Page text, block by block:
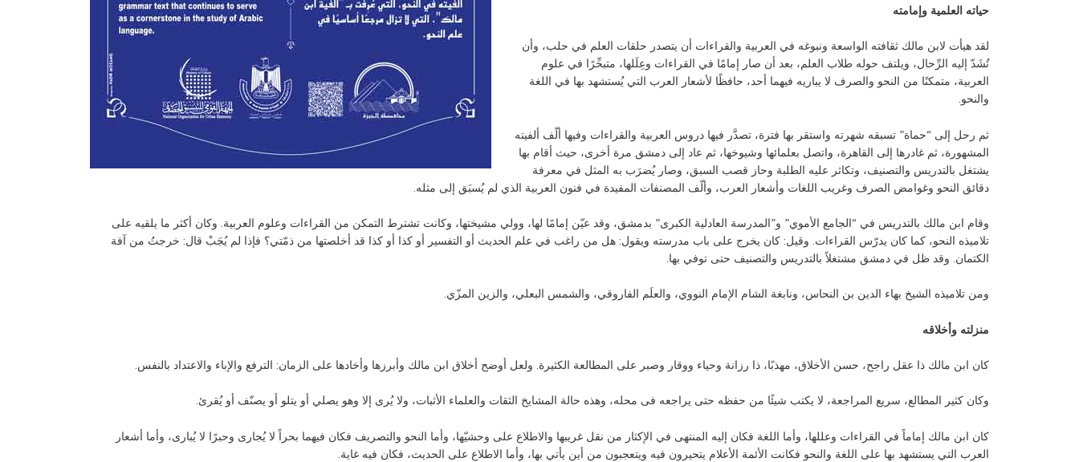
حياته العلمية وإمامته
لقد هيأت لابن مالك ثقافته الواسعة ونبوغه في العربية والقراءات أن يتصدر حلقات العلم في حلب، وأن
تُشَدّ إليه الرِّحال، ويلتف حوله طلاب العلم، بعد أن صار إمامًا في القراءات وعِلَلها، متبحِّرًا في علوم
العربية، متمكنًا من النحو والصرف لا يباريه فيهما أحد، حافظًا لأشعار العرب التي يُستشهد بها في اللغة
والنحو.
ثم رحل إلى “حماة” تسبقه شهرته واستقر بها فترة، تصدَّر فيها دروس العربية والقراءات وفيها ألّف ألفيته
المشهورة، ثم غادرها إلى القاهرة، واتصل بعلمائها وشيوخها، ثم عاد إلى دمشق مرة أخرى، حيث أقام بها
يشتغل بالتدريس والتصنيف، وتكاثر عليه الطلبة وحاز قصب السبق، وصار يُضرَب به المثل في معرفة
دقائق النحو وغوامض الصرف وغريب اللغات وأشعار العرب، وألّف المصنفات المفيدة في فنون العربية الذي لم يُسبَق إلى مثله.
وقام ابن مالك بالتدريس في “الجامع الأموي” و”المدرسة العادلية الكبرى” بدمشق، وقد عيّن إمامًا لها، وولي مشيختها، وكانت تشترط التمكن من القراءات وعلوم العربية. وكان أكثر ما يلقيه على
تلاميذه النحو، كما كان يدرّس القراءات. وقيل: كان يخرج على باب مدرسته ويقول: هل من راغب في علم الحديث أو التفسير أو كذا أو كذا قد أخلصتها من ذمّتي؟ فإذا لم يُجَبْ قال: خرجتُ من آفة
الكتمان. وقد ظل في دمشق مشتغلاً بالتدريس والتصنيف حتى توفي بها.
ومن تلاميذه الشيخ بهاء الدين بن النحاس، ونابغة الشام الإمام النووي، والعلَم الفاروقي، والشمس البعلي، والزين المزّي.
منزلته وأخلاقه
كان ابن مالك ذا عقل راجح، حسن الأخلاق، مهذبًا، ذا رزانة وحياء ووقار وصبر على المطالعة الكثيرة. ولعل أوضح أخلاق ابن مالك وأبرزها وأخادها على الزمان: الترفع والإباء والاعتداد بالنفس.
وكان كثير المطالع، سريع المراجعة، لا يكتب شيئًا من حفظه حتى يراجعه فى محله، وهذه حالة المشايخ الثقات والعلماء الأثبات، ولا يُرى إلا وهو يصلي أو يتلو أو يصنّف أو يُقرئ.
كان ابن مالك إماماً في القراءات وعللها، وأما اللغة فكان إليه المنتهى في الإكثار من نقل غريبها والاطلاع على وحشيّها، وأما النحو والتصريف فكان فيهما بحراً لا يُجارى وحبرًا لا يُبارى، وأما أشعار
العرب التي يستشهد بها على اللغة والنحو فكانت الأئمة الأعلام يتحيرون فيه ويتعجبون من أين يأتي بها، وأما الاطلاع على الحديث، فكان فيه غاية.